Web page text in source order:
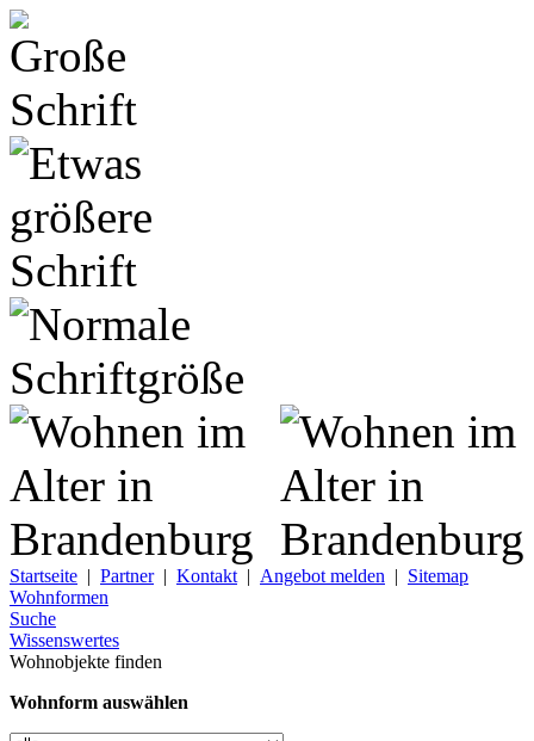
Startseite | Partner| Kontakt | Angebot melden | Sitemap
Wohnformen
Suche
Wissenswertes
Wohnobjekte finden
Wohnform auswählen